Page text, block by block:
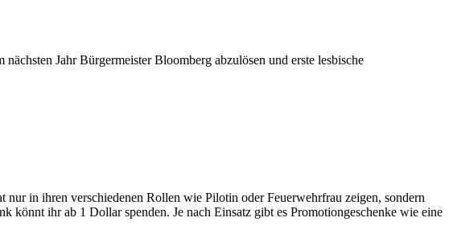
Jahr Bürgermeister Bloomberg abzulösen und erste lesbische
in ihren verschiedenen Rollen wie Pilotin oder Feuerwehrfrau zeigen, sondern
ihr ab 1 Dollar spenden. Je nach Einsatz gibt es Promotiongeschenke wie eine